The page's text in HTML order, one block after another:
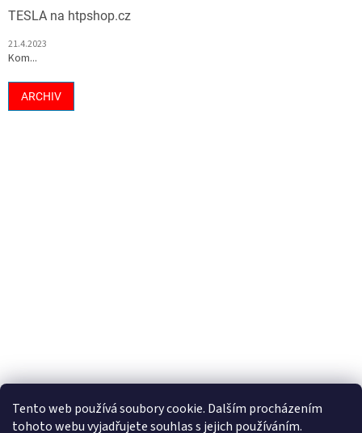
Tento web používá soubory cookie. Dalším procházením
tohoto webu vyjadřujete souhlas s jejich používáním.
TESLA na htpshop.cz
21.4.2023
Kom...
ARCHIV